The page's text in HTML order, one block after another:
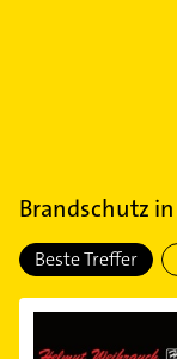
Brandschutz in
Beste Treffer